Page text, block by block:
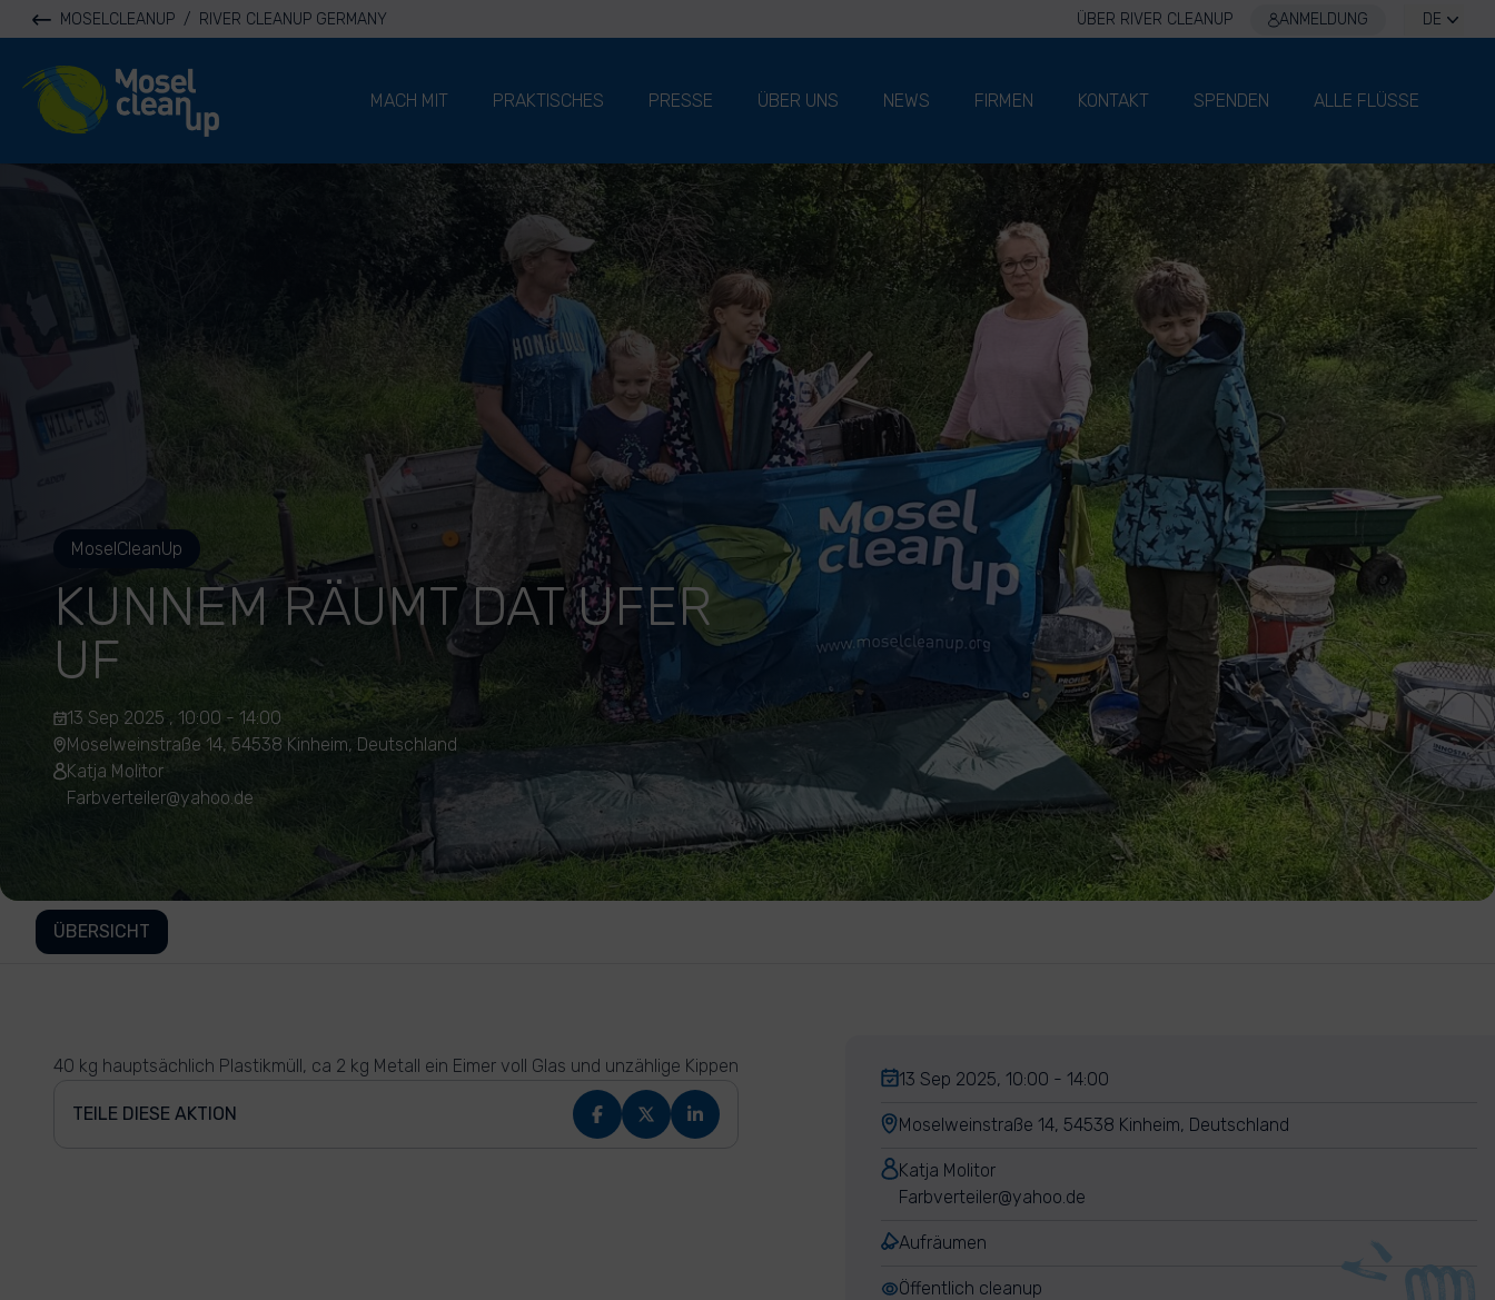
MOSELCLEANUP / RIVER CLEANUP GERMANY ÜBER RIVER CLEANUP ANMELDUNG DE
River Cleanup
MACH MIT
PRAKTISCHES PRESSE ÜBER UNS NEWS FIRMEN KONTAKT SPENDEN ALLE FLÜSSE
MoselCleanUp
KUNNEM RÄUMT DAT UFER
UF
13 Sep 2025 , 10:00 - 14:00
Moselweinstraße 14, 54538 Kinheim, Deutschland
Katja Molitor
Farbverteiler@yahoo.de
ÜBERSICHT
40 kg hauptsächlich Plastikmüll, ca 2 kg Metall ein Eimer voll Glas und unzählige Kippen
TEILE DIESE AKTION
13 Sep 2025, 10:00 - 14:00
Moselweinstraße 14, 54538 Kinheim, Deutschland
Katja Molitor
Farbverteiler@yahoo.de
Aufräumen
Öffentlich cleanup